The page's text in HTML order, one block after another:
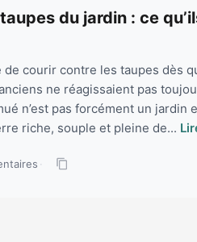
du jardin : ce
courir contre les taupes dès
ne réagissaient pas
n’est pas forcément un jardin
riche, souple et pleine de...
·